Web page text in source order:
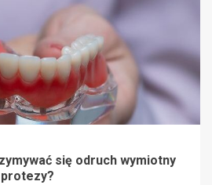
się odruch wymiotny